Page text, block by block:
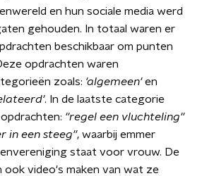
en hun sociale media werd
gehouden. In totaal waren er
beschikbaar om punten
opdrachten waren
zoals: 'algemeen'en
. In de laatste categorie
''regel een vluchteling''
in een steeg'', waarbij emmer
staat voor vrouw. De
video's maken van wat ze